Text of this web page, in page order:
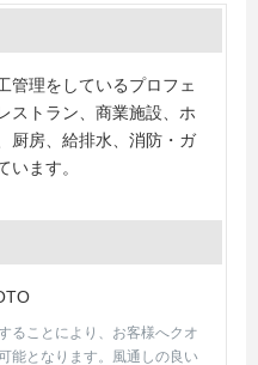
管理をしているプロフェ
ストラン、商業施設、ホ
厨房、給排水、消防・ガ
います。
ることにより、お客様へクオ
能となります。風通しの良い